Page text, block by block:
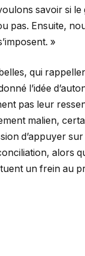
savoir si
pas. Ensuite,
»
qui
l’idée
pas leur
malien,
d’appuyer
alors
un frein au